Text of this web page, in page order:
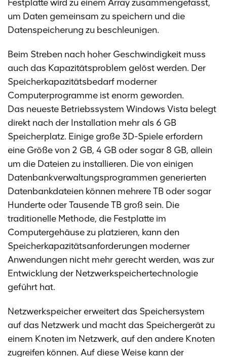
Festplatte wird zu einem Array zusammengefasst,
um Daten gemeinsam zu speichern und die
Datenspeicherung zu beschleunigen.
Beim Streben nach hoher Geschwindigkeit muss
auch das Kapazitätsproblem gelöst werden. Der
Speicherkapazitätsbedarf moderner
Computerprogramme ist enorm geworden.
Das neueste Betriebssystem Windows Vista belegt
direkt nach der Installation mehr als 6 GB
Speicherplatz. Einige große 3D-Spiele erfordern
eine Größe von 2 GB, 4 GB oder sogar 8 GB, allein
um die Dateien zu installieren. Die von einigen
Datenbankverwaltungsprogrammen generierten
Datenbankdateien können mehrere TB oder sogar
Hunderte oder Tausende TB groß sein. Die
traditionelle Methode, die Festplatte im
Computergehäuse zu platzieren, kann den
Speicherkapazitätsanforderungen moderner
Anwendungen nicht mehr gerecht werden, was zur
Entwicklung der Netzwerkspeichertechnologie
geführt hat.
Netzwerkspeicher erweitert das Speichersystem
auf das Netzwerk und macht das Speichergerät zu
einem Knoten im Netzwerk, auf den andere Knoten
zugreifen können. Auf diese Weise kann der